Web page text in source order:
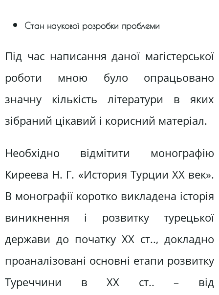
Стан наукової розробки проблеми
Під час написання даної магістерської
роботи мною було опрацьовано
значну кількість літератури в яких
зібраний цікавий і корисний матеріал.
Необхідно відмітити монографію
Киреева Н. Г. «История Турции ХХ век».
В монографії коротко викладена історія
виникнення і розвитку турецької
держави до початку ХХ ст.., докладно
проаналізовані основні етапи розвитку
Туреччини в ХХ ст.. – від